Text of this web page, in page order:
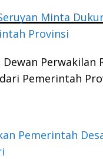
Minta
Provinsi
Dewan Perwakilan
Pemerintah
Pemerintah